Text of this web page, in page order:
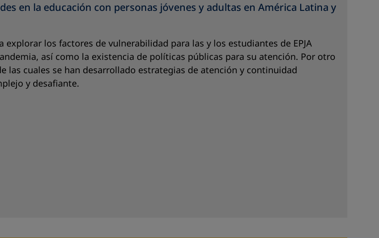
en la educación con personas jóvenes y adultas en América Latina y
explorar los factores de vulnerabilidad para las y los estudiantes de EPJA
así como la existencia de políticas públicas para su atención. Por otro
las cuales se han desarrollado estrategias de atención y continuidad
y desafiante.